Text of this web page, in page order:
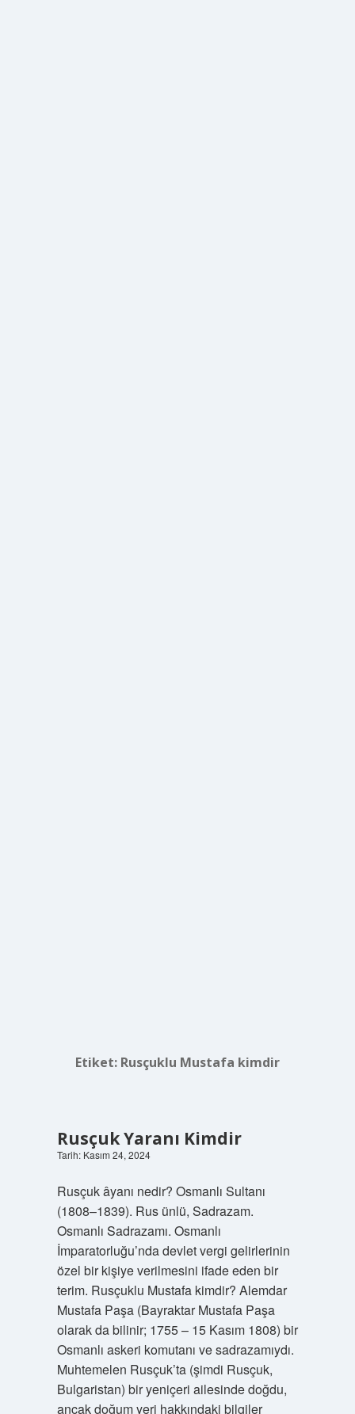
Etiket: Rusçuklu Mustafa kimdir
Rusçuk Yaranı Kimdir
Tarih: Kasım 24, 2024
Rusçuk âyanı nedir? Osmanlı Sultanı
(1808–1839). Rus ünlü, Sadrazam.
Osmanlı Sadrazamı. Osmanlı
İmparatorluğu’nda devlet vergi gelirlerinin
özel bir kişiye verilmesini ifade eden bir
terim. Rusçuklu Mustafa kimdir? Alemdar
Mustafa Paşa (Bayraktar Mustafa Paşa
olarak da bilinir; 1755 – 15 Kasım 1808) bir
Osmanlı askeri komutanı ve sadrazamıydı.
Muhtemelen Rusçuk’ta (şimdi Rusçuk,
Bulgaristan) bir yeniçeri ailesinde doğdu,
ancak doğum yeri hakkındaki bilgiler